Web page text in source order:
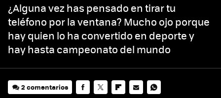
¿Alguna vez has pensado en tirar tu
teléfono por la ventana? Mucho ojo porque
hay quien lo ha convertido en deporte y
hay hasta campeonato del mundo
2 comentarios